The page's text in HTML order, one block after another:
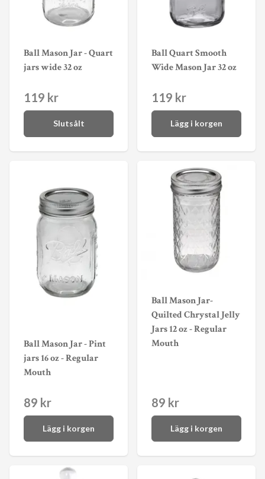
Ball Mason Jar - Quart
jars wide 32 oz
119 kr
Slutsålt
Ball Quart Smooth
Wide Mason Jar 32 oz
119 kr
Lägg i korgen
Ball Mason Jar - Pint
jars 16 oz - Regular
Mouth
89 kr
Lägg i korgen
Ball Mason Jar-
Quilted Chrystal Jelly
Jars 12 oz - Regular
Mouth
89 kr
Lägg i korgen